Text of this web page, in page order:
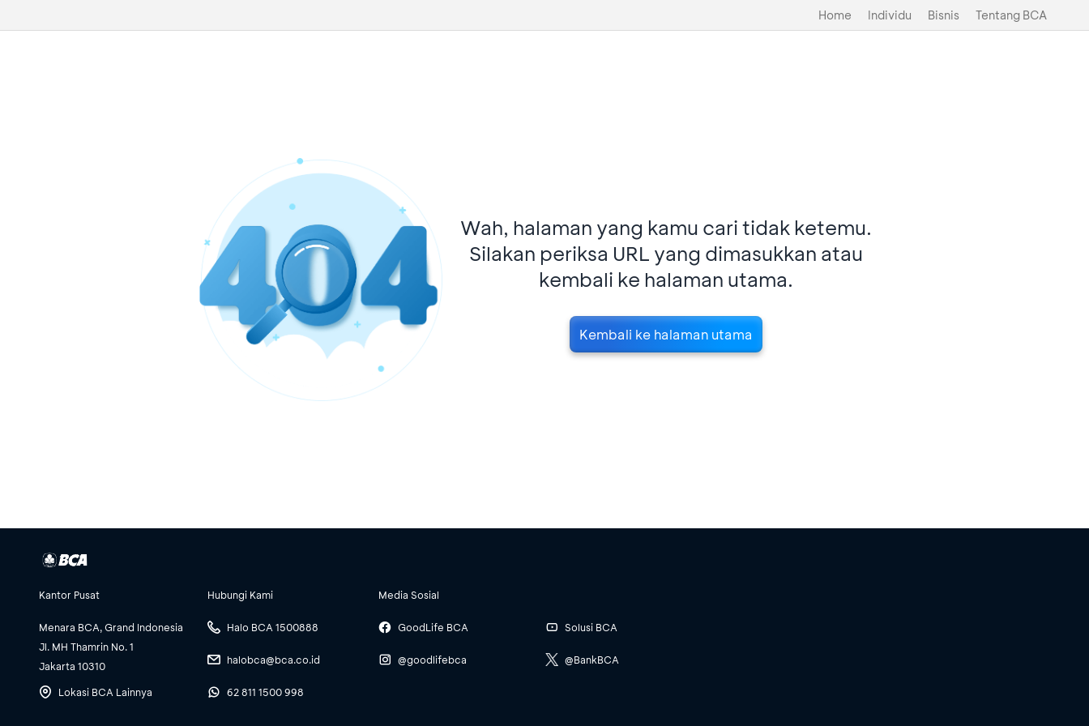
Home Individu Bisnis Tentang BCA
Wah, halaman yang kamu cari tidak ketemu.
Silakan periksa URL yang dimasukkan atau
kembali ke halaman utama.
Kembali ke halaman utama
Kantor Pusat
Menara BCA, Grand Indonesia
Jl. MH Thamrin No. 1
Jakarta 10310
Lokasi BCA Lainnya
Hubungi Kami
Halo BCA 1500888
halobca@bca.co.id
62 811 1500 998
Media Sosial
GoodLife BCA
@goodlifebca
Solusi BCA
@BankBCA